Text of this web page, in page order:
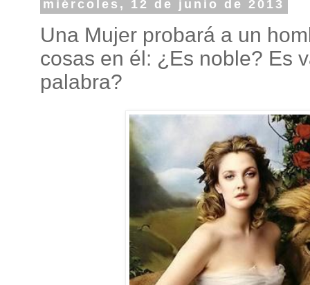
miércoles, 12 de junio de 2013
Una Mujer probará a un
cosas en él: ¿Es noble? Es
palabra?